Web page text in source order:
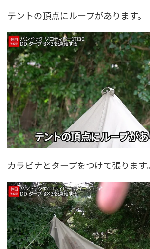
テントの頂点にループがあります。
カラビナとタープをつけて張ります。